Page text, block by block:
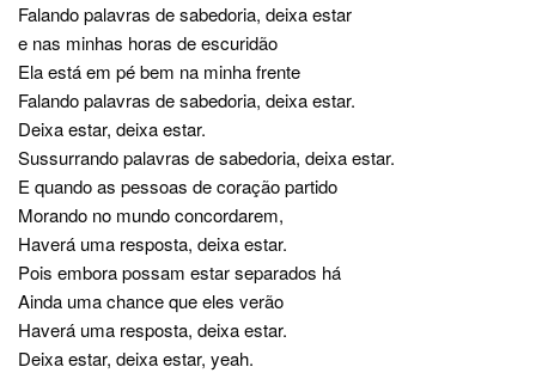
Falando palavras de sabedoria, deixa estar
e nas minhas horas de escuridão
Ela está em pé bem na minha frente
Falando palavras de sabedoria, deixa estar.
Deixa estar, deixa estar.
Sussurrando palavras de sabedoria, deixa estar.
E quando as pessoas de coração partido
Morando no mundo concordarem,
Haverá uma resposta, deixa estar.
Pois embora possam estar separados há
Ainda uma chance que eles verão
Haverá uma resposta, deixa estar.
Deixa estar, deixa estar, yeah.